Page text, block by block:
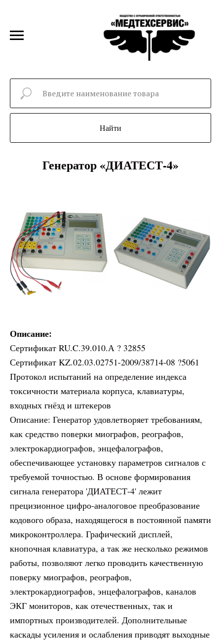
Найти
Генератор «ДИАТЕСТ-4»
Описание:
Сертификат RU.C.39.010.А ? 32855
Сертификат KZ.02.03.02751-2009/38714-08 ?5061
Протокол испытаний на определение индекса
токсичности материала корпуса, клавиатуры,
входных гнёзд и штекеров
Описание: Генератор удовлетворяет требованиям,
как средство поверки миографов, реографов,
электрокардиографов, энцефалографов,
обеспечивающее установку параметров сигналов с
требуемой точностью. В основе формирования
сигнала генератора 'ДИАТЕСТ-4' лежит
прецизионное цифро-аналоговое преобразование
кодового образа, находящегося в постоянной памяти
микроконтроллера. Графический дисплей,
кнопочная клавиатура, а так же несколько режимов
работы, позволяют легко проводить качественную
поверку миографов, реографов,
электрокардиографов, энцефалографов, каналов
ЭКГ мониторов, как отечественных, так и
импортных производителей. Дополнительные
каскады усиления и ослабления приводят выходные